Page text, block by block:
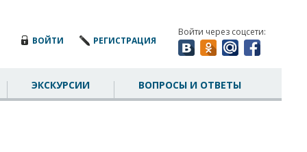
ВОЙТИ РЕГИСТРАЦИЯ
Войти через соцсети:
ЭКСКУРСИИ ВОПРОСЫ И ОТВЕТЫ